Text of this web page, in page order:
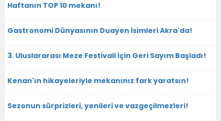
Haftanın TOP 10 mekanı!
Gastronomi Dünyasının Duayen İsimleri Akra'da!
3. Uluslararası Meze Festivali İçin Geri Sayım Başladı!
Kenan'ın hikayeleriyle mekanınız fark yaratsın!
Sezonun sürprizleri, yenileri ve vazgeçilmezleri!